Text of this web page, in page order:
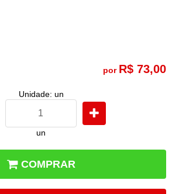
por R$ 73,00
Unidade: un
un
COMPRAR